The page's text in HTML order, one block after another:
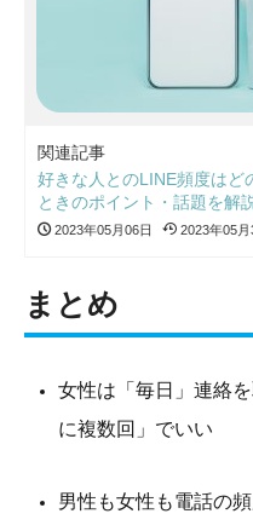
関連記事
好きな人とのLINE頻度はど
ときのポイント・話題を解
2023年05月06日 2023年05月
まとめ
女性は「毎日」連絡
に複数回」でいい
男性も女性も電話の